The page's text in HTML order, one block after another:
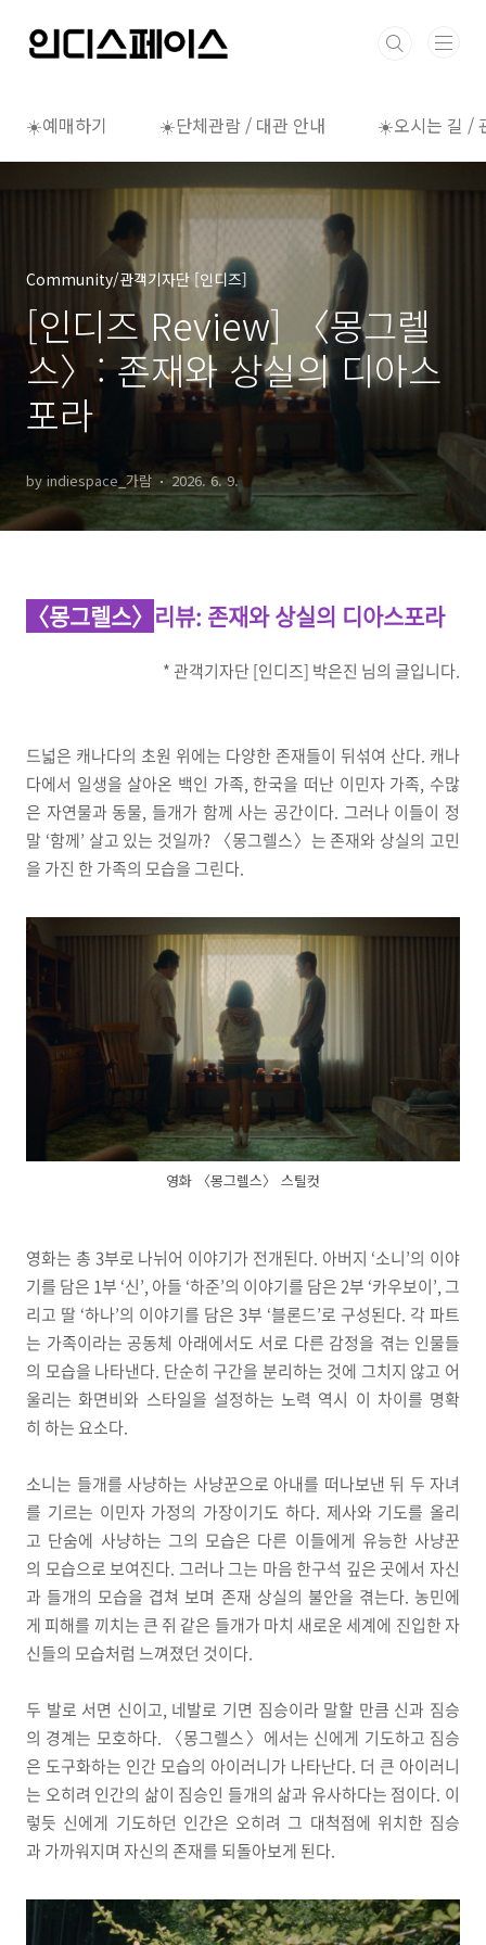
☀️예매하기 ☀️단체관람 / 대관 안내 ☀️오시는 길 /
Community/관객기자단 [인디즈]
[인디즈 Review] 〈몽그렐
스〉: 존재와 상실의 디아스
포라
by indiespace_가람 2026. 6. 9.
〈몽그렐스〉 리뷰: 존재와 상실의 디아스포라
* 관객기자단 [인디즈] 박은진 님의 글입니다.
드넓은 캐나다의 초원 위에는 다양한 존재들이 뒤섞여 산다. 캐나
다에서 일생을 살아온 백인 가족, 한국을 떠난 이민자 가족, 수많
은 자연물과 동물, 들개가 함께 사는 공간이다. 그러나 이들이 정
말 ‘함께’ 살고 있는 것일까? 〈몽그렐스〉는 존재와 상실의 고민
을 가진 한 가족의 모습을 그린다.
영화 〈몽그렐스〉 스틸컷
영화는 총 3부로 나뉘어 이야기가 전개된다. 아버지 ‘소니’의 이야
기를 담은 1부 ‘신’, 아들 ‘하준’의 이야기를 담은 2부 ‘카우보이’, 그
리고 딸 ‘하나’의 이야기를 담은 3부 ‘블론드’로 구성된다. 각 파트
는 가족이라는 공동체 아래에서도 서로 다른 감정을 겪는 인물들
의 모습을 나타낸다. 단순히 구간을 분리하는 것에 그치지 않고 어
울리는 화면비와 스타일을 설정하는 노력 역시 이 차이를 명확
히 하는 요소다.
소니는 들개를 사냥하는 사냥꾼으로 아내를 떠나보낸 뒤 두 자녀
를 기르는 이민자 가정의 가장이기도 하다. 제사와 기도를 올리
고 단숨에 사냥하는 그의 모습은 다른 이들에게 유능한 사냥꾼
의 모습으로 보여진다. 그러나 그는 마음 한구석 깊은 곳에서 자신
과 들개의 모습을 겹쳐 보며 존재 상실의 불안을 겪는다. 농민에
게 피해를 끼치는 큰 쥐 같은 들개가 마치 새로운 세계에 진입한 자
신들의 모습처럼 느껴졌던 것이다.
두 발로 서면 신이고, 네발로 기면 짐승이라 말할 만큼 신과 짐승
의 경계는 모호하다. 〈몽그렐스〉에서는 신에게 기도하고 짐승
은 도구화하는 인간 모습의 아이러니가 나타난다. 더 큰 아이러니
는 오히려 인간의 삶이 짐승인 들개의 삶과 유사하다는 점이다. 이
렇듯 신에게 기도하던 인간은 오히려 그 대척점에 위치한 짐승
과 가까워지며 자신의 존재를 되돌아보게 된다.